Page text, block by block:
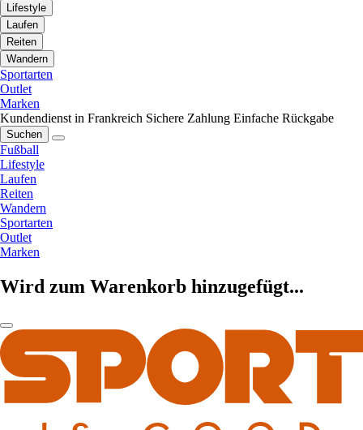
Lifestyle
Laufen
Reiten
Wandern
Sportarten
Outlet
Marken
Kundendienst in Frankreich Sichere Zahlung Einfache Rückgabe
Suchen
Fußball
Lifestyle
Laufen
Reiten
Wandern
Sportarten
Outlet
Marken
Wird zum Warenkorb hinzugefügt...